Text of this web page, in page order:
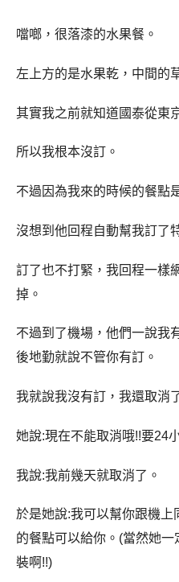
噹啷，很落漆的水果餐。
左上方的是水果乾，中間的
其實我之前就知道國泰從東
所以我根本沒訂。
不過因為我來的時候的餐點
沒想到他回程自動幫我訂了
訂了也不打緊，我回程一樣
掉。
不過到了機場，他們一說我
後地勤就說不管你有訂。
我就說我沒有訂，我還取消
她說:現在不能取消哦!!要24
我說:我前幾天就取消了。
於是她說:我可以幫你跟機
的餐點可以給你。(當然她
裝啊!!)